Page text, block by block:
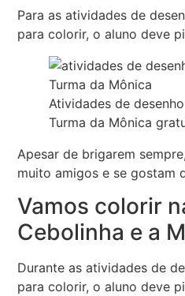
Para as atividades de
para colorir, o aluno deve
Atividades de
Turma da Mônica
Apesar de brigarem
muito amigos e se gostam
Vamos colorir
Cebolinha e a
Durante as atividades de
para colorir, o aluno deve